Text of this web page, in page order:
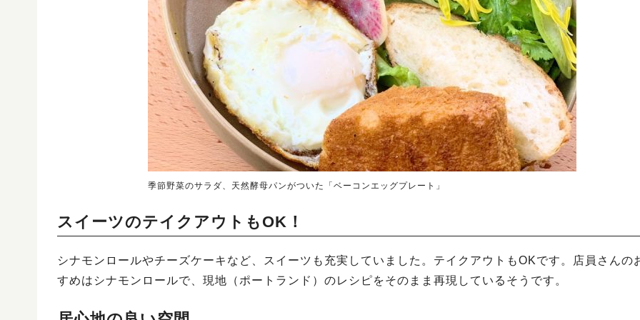
季節野菜のサラダ、天然酵母パンがついた「ベーコンエッグプレート」
スイーツのテイクアウトもOK！
シナモンロールやチーズケーキなど、スイーツも充実していました。テイクアウトもOKです。店員さんの
すめはシナモンロールで、現地（ポートランド）のレシピをそのまま再現しているそうです。